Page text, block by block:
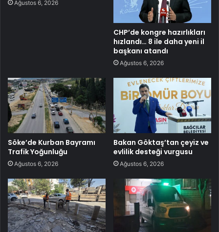
Ağustos 6, 2026
CHP’de kongre hazırlıkları
hızlandı… 8 ile daha yeni il
başkanı atandı
Ağustos 6, 2026
Söke’de Kurban Bayramı
Trafik Yoğunluğu
Ağustos 6, 2026
Bakan Göktaş’tan çeyiz ve
evlilik desteği vurgusu
Ağustos 6, 2026